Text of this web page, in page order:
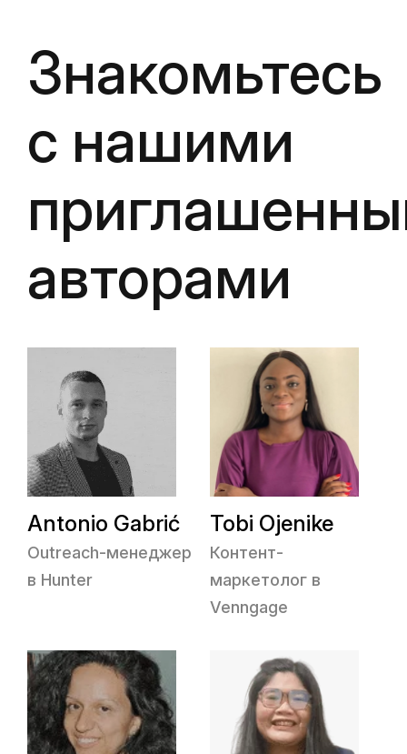
Знакомьтесь
с нашими
авторами
Antonio Gabrić
Outreach-менеджер
в Hunter
Tobi Ojenike
Контент-
маркетолог в
Venngage